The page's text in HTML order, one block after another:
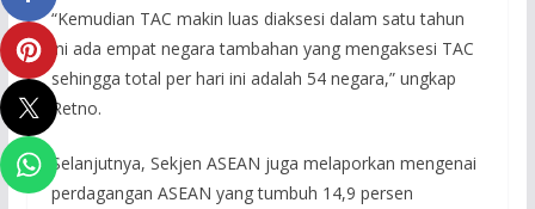
“Kemudian TAC makin luas diaksesi dalam satu tahun
ini ada empat negara tambahan yang mengaksesi TAC
sehingga total per hari ini adalah 54 negara,” ungkap
Retno.
Selanjutnya, Sekjen ASEAN juga melaporkan mengenai
perdagangan ASEAN yang tumbuh 14,9 persen